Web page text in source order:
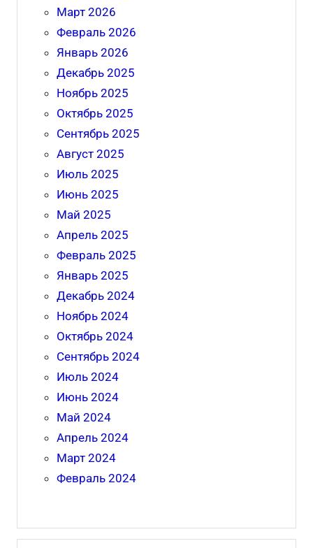
Март 2026
Февраль 2026
Январь 2026
Декабрь 2025
Ноябрь 2025
Октябрь 2025
Сентябрь 2025
Август 2025
Июль 2025
Июнь 2025
Май 2025
Апрель 2025
Февраль 2025
Январь 2025
Декабрь 2024
Ноябрь 2024
Октябрь 2024
Сентябрь 2024
Июль 2024
Июнь 2024
Май 2024
Апрель 2024
Март 2024
Февраль 2024